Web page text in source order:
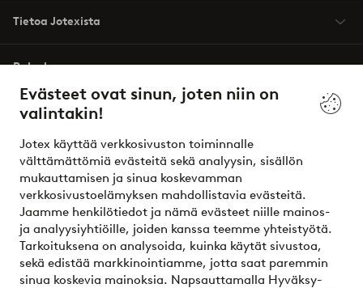
Evästeet ovat sinun, joten niin on
valintakin!
Jotex käyttää verkkosivuston toiminnalle
välttämättömiä evästeitä sekä analyysin, sisällön
mukauttamisen ja sinua koskevamman
verkkosivustoelämyksen mahdollistavia evästeitä.
Jaamme henkilötiedot ja nämä evästeet niille mainos-
ja analyysiyhtiöille, joiden kanssa teemme yhteistyötä.
Tarkoituksena on analysoida, kuinka käytät sivustoa,
sekä edistää markkinointiamme, jotta saat paremmin
sinua koskevia mainoksia. Napsauttamalla Hyväksy-
Tietoa Jotexista
Palvelumme
Ehdot
Ystävät
Turvalliset maksut – maksa nyt tai erissä
Haluatko tietää lisää maksuvaihtoehdoistamme?
elpy